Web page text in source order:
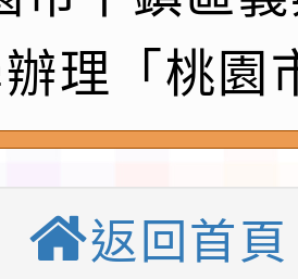
業訓練課程
市體育總會划船
年桃園市運動會
請變更地點
115年度
流程表
園市童軍會辦
理「桃園
返回首頁